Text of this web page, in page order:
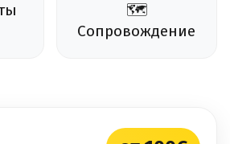
🗺️
Сопровождение